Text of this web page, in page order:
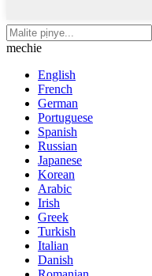
mechie
English
French
German
Portuguese
Spanish
Russian
Japanese
Korean
Arabic
Irish
Greek
Turkish
Italian
Danish